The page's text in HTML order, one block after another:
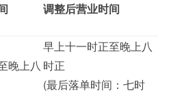
调整后营业时间
晚上八
早上十一时正至晚上八
时正
(最后落单时间：七时